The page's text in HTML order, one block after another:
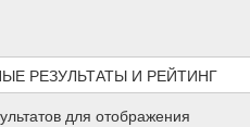
РЕЗУЛЬТАТЫ И РЕЙТИНГ
для отображения